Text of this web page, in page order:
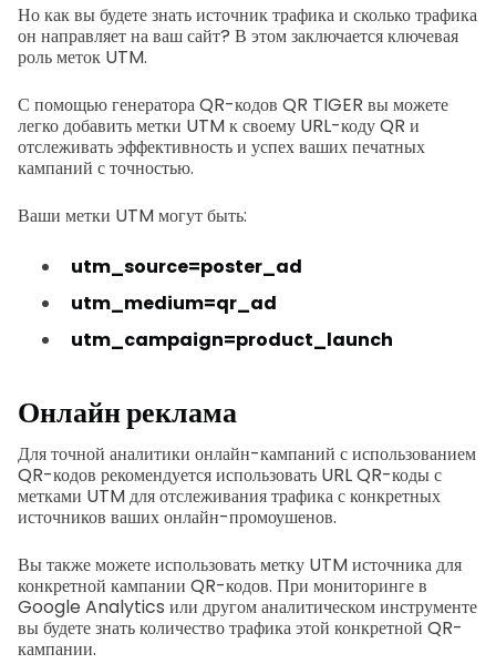
Но как вы будете знать источник трафика и сколько трафика
он направляет на ваш сайт? В этом заключается ключевая
роль меток UTM.
С помощью генератора QR-кодов QR TIGER вы можете
легко добавить метки UTM к своему URL-коду QR и
отслеживать эффективность и успех ваших печатных
кампаний с точностью.
Ваши метки UTM могут быть:
utm_source=poster_ad
utm_medium=qr_ad
utm_campaign=product_launch
Онлайн реклама
Для точной аналитики онлайн-кампаний с использованием
QR-кодов рекомендуется использовать URL QR-коды с
метками UTM для отслеживания трафика с конкретных
источников ваших онлайн-промоушенов.
Вы также можете использовать метку UTM источника для
конкретной кампании QR-кодов. При мониторинге в
Google Analytics или другом аналитическом инструменте
вы будете знать количество трафика этой конкретной QR-
кампании.